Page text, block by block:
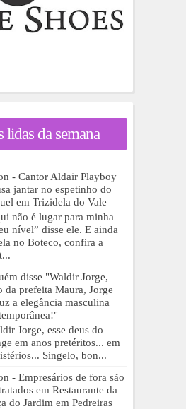
lidas da semana
- Cantor Aldair Playboy
jantar no espetinho do
em Trizidela do Vale
não é lugar para minha
nível” disse ele. E ainda
no Boteco, confira a
disse "Waldir Jorge,
da prefeita Maura, Jorge
a elegância masculina
Jorge, esse deus do
em anos pretéritos... em
Singelo, bon...
- Empresários de fora são
em Restaurante da
do Jardim em Pedreiras